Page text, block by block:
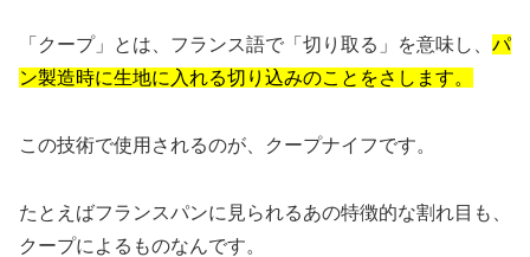
「クープ」とは、フランス語で「切り取る」を意味し、 パ
ン製造時に生地に入れる切り込みのことをさします。
この技術で使用されるのが、クープナイフです。
たとえばフランスパンに見られるあの特徴的な割れ目も、
クープによるものなんです。